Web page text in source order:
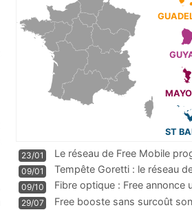
ST
23/01
Le réseau de Free Mobile
m
09/01
Tempête Goretti : le réseau
09/10
Fibre optique : Free annonce
pass
29/07
Free booste sans surcoût